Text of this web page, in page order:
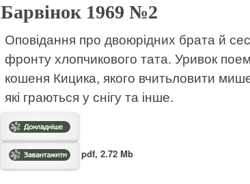
Барвінок 1969 №2
Оповідання про двоюрідних брата й
фронту хлопчикового тата. Уривок
кошеня Кицика, якого вчитьловити
які граються у снігу та інше.
pdf, 2.72 Mb